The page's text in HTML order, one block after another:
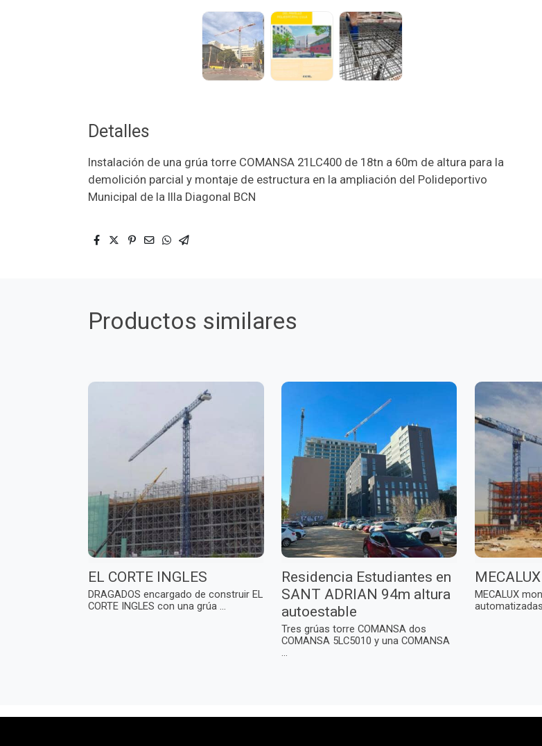
Detalles
Instalación de una grúa torre COMANSA 21LC400 de 18tn a 60m de altura para la
demolición parcial y montaje de estructura en la ampliación del Polideportivo
Municipal de la Illa Diagonal BCN
Productos similares
EL CORTE INGLES
DRAGADOS encargado de construir EL
CORTE INGLES con una grúa ...
Residencia Estudiantes en
SANT ADRIAN 94m altura
autoestable
Tres grúas torre COMANSA dos
COMANSA 5LC5010 y una COMANSA
...
MECALUX
MECALUX